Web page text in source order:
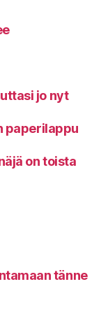
jo nyt
paperilappu
on toista
tänne